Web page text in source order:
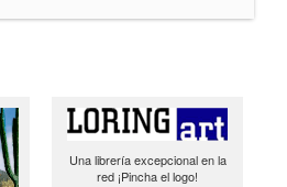
Una librería excepcional en la
red ¡Pincha el logo!